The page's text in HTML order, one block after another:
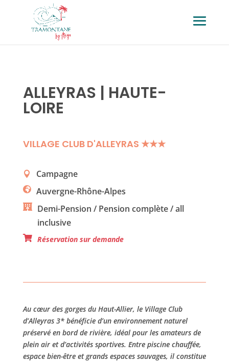
ALLEYRAS | HAUTE-
LOIRE
VILLAGE CLUB D'ALLEYRAS ★★★
Campagne
Auvergne-Rhône-Alpes
Demi-Pension / Pension complète / all
inclusive
Réservation sur demande
Au cœur des gorges du Haut-Allier, le Village Club
d’Alleyras 3* bénéficie d’un environnement naturel
préservé en bord de rivière, idéal pour les amateurs de
plein air et d’activités sportives. Entre piscine chauffée,
espace bien-être et grands espaces sauvages, il constitue